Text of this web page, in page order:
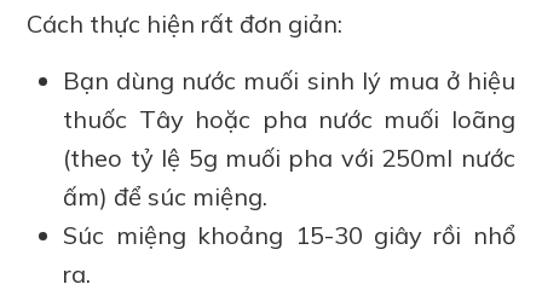
Cách thực hiện rất đơn giản:
Bạn dùng nước muối sinh lý mua ở hiệu
thuốc Tây hoặc pha nước muối loãng
(theo tỷ lệ 5g muối pha với 250ml nước
ấm) để súc miệng.
Súc miệng khoảng 15-30 giây rồi nhổ
ra.